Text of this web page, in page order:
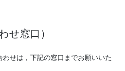
せ窓口）
せは，下記の窓口までお願いいた